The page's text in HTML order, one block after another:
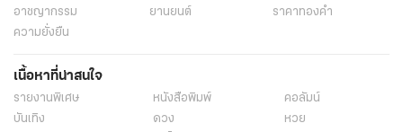
อาชญากรรม
ยานยนต์
ราคาทองคำ
ความยั่งยืน
เนื้อหาที่น่าสนใจ
รายงานพิเศษ หนังสือพิมพ์
คอลัมน์
บันเทิง
ดวง
หวย